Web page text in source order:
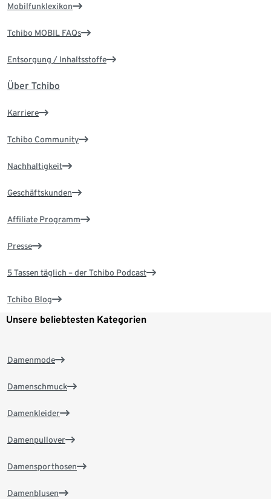
Mobilfunklexikon
Tchibo MOBIL FAQs
Entsorgung / Inhaltsstoffe
Über Tchibo
Karriere
Tchibo Community
Nachhaltigkeit
Geschäftskunden
Affiliate Programm
Presse
5 Tassen täglich – der Tchibo Podcast
Tchibo Blog
Unsere beliebtesten Kategorien
Damenmode
Damenschmuck
Damenkleider
Damenpullover
Damensporthosen
Damenblusen